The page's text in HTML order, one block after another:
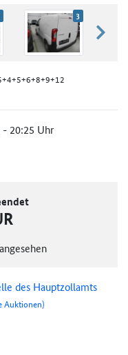
3
- 20:25 Uhr
des Hauptzollamts
Auktionen)